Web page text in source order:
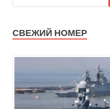
СВЕЖИЙ НОМЕР